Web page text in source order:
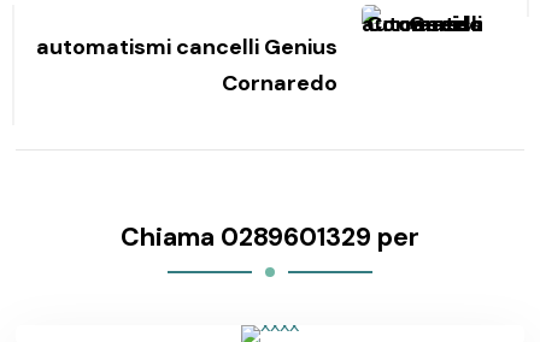
automatismi cancelli Genius
Cornaredo
Chiama 0289601329 per